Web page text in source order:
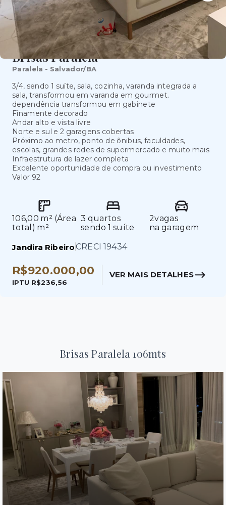
Pronto para morar
Brisas Paralela
Paralela - Salvador/BA
3/4, sendo 1 suíte, sala, cozinha, varanda integrada a
sala, transformou em varanda em gourmet.
dependência transformou em gabinete
Finamente decorado
Andar alto e vista livre
Norte e sul e 2 garagens cobertas
Próximo ao metro, ponto de ônibus, faculdades,
escolas, grandes redes de supermercado e muito mais
Infraestrutura de lazer completa
Excelente oportunidade de compra ou investimento
Valor 92
106,00 m² (Área
total) m²
3 quartos
sendo1 suíte
2vagas
na garagem
Jandira RibeiroCRECI 19434
R$920.000,00
IPTU R$236,56
VER MAIS DETALHES
Brisas Paralela 106mts